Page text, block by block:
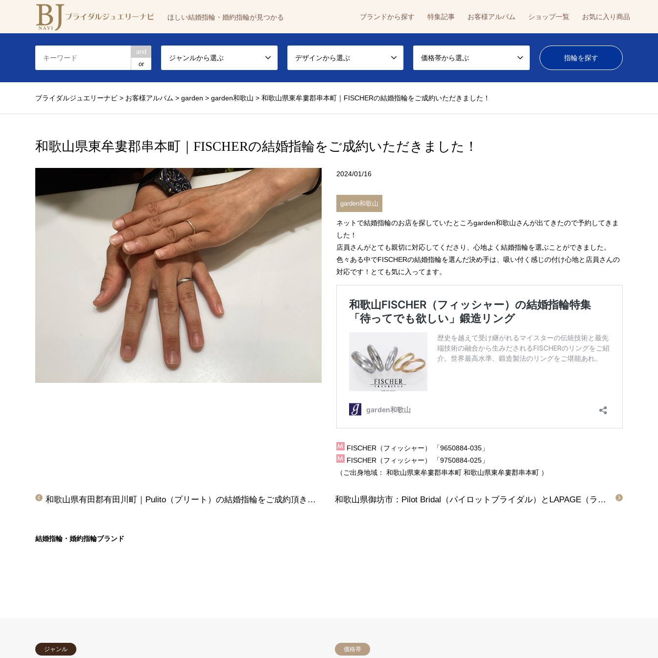
ほしい結婚指輪・婚約指輪が見つかる ブランドから探す 特集記事 お客様アルバム ショップ一覧 お気に入り商品
and
or
ジャンルから選ぶ デザインから選ぶ 価格帯から選ぶ
ブライダルジュエリーナビ > お客様アルバム > garden > garden和歌山 > 和歌山県東牟婁郡串本町｜FISCHERの結婚指輪をご成約いただきました！
和歌山県東牟婁郡串本町｜FISCHERの結婚指輪をご成約いただきました！
2024/01/16
garden和歌山
ネットで結婚指輪のお店を探していたところgarden和歌山さんが出てきたので予約してきま
した！
店員さんがとても親切に対応してくださり、心地よく結婚指輪を選ぶことができました。
色々ある中でFISCHERの結婚指輪を選んだ決め手は、吸い付く感じの付け心地と店員さんの
対応です！とても気に入ってます。
FISCHER（フィッシャー）
「9650884-035」
FISCHER（フィッシャー）
「9750884-025」
（ご出身地域： 和歌山県東牟婁郡串本町 和歌山県東牟婁郡串本町 ）
和歌山県御坊市：Pilot Bridal（パイロットブライダル）とLAPAGE（ラパージュ）の結婚指輪をご成約いただきました
和歌山県有田郡有田川町｜Pulito（プリート）の結婚指輪をご成約頂きました！
結婚指輪・婚約指輪ブランド
ジャンル 価格帯